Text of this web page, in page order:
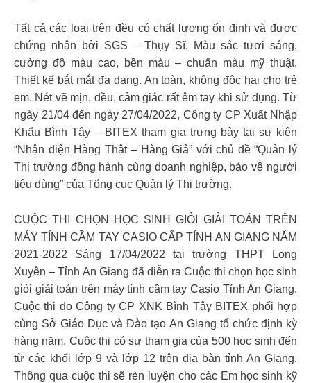
Tất cả các loại trên đều có chất lượng ổn định và được
chứng nhận bởi SGS – Thụy Sĩ. Màu sắc tươi sáng,
cường độ màu cao, bền màu – chuẩn màu mỹ thuật.
Thiết kế bắt mắt đa dạng. An toàn, không độc hại cho trẻ
em. Nét vẽ mịn, đều, cảm giác rất êm tay khi sử dụng. Từ
ngày 21/04 đến ngày 27/04/2022, Công ty CP Xuất Nhập
Khẩu Bình Tây – BITEX tham gia trưng bày tại sự kiện
“Nhận diện Hàng Thật – Hàng Giả” với chủ đề “Quản lý
Thị trường đồng hành cùng doanh nghiệp, bảo vệ người
tiêu dùng” của Tổng cục Quản lý Thị trường.
CUỘC THI CHỌN HỌC SINH GIỎI GIẢI TOÁN TRÊN
MÁY TÍNH CẦM TAY CASIO CẤP TỈNH AN GIANG NĂM
2021-2022 Sáng 17/04/2022 tại trường THPT Long
Xuyên – Tỉnh An Giang đã diễn ra Cuộc thi chọn học sinh
giỏi giải toán trên máy tính cầm tay Casio Tỉnh An Giang.
Cuộc thi do Công ty CP XNK Bình Tây BITEX phối hợp
cùng Sở Giáo Dục và Đào tạo An Giang tổ chức định kỳ
hàng năm. Cuộc thi có sự tham gia của 500 học sinh đến
từ các khối lớp 9 và lớp 12 trên địa bàn tỉnh An Giang.
Thông qua cuộc thi sẽ rèn luyện cho các Em học sinh kỹ